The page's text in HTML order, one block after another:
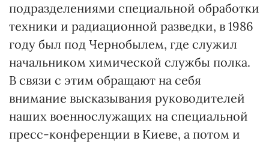
подразделениями специальной обработки
техники и радиационной разведки, в 1986
году был под Чернобылем, где служил
начальником химической службы полка.
В связи с этим обращают на себя
внимание высказывания руководителей
наших военнослужащих на специальной
пресс-конференции в Киеве, а потом и